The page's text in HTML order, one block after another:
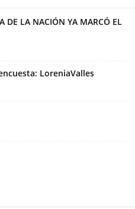
DE LA NACIÓN YA MARCÓ EL
LoreniaValles